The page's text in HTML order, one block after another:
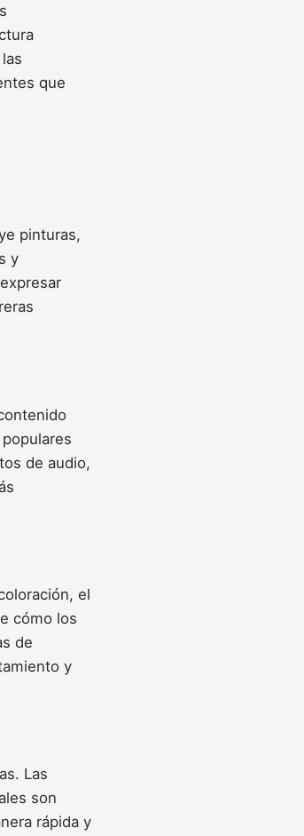
que
pinturas,
y
de audio,
el
cómo los
de
y
Las
son
rápida y